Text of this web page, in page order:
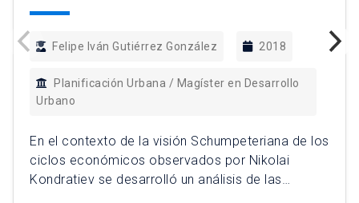
Felipe Iván Gutiérrez González 2018
Planificación Urbana / Magíster en Desarrollo
Urbano
En el contexto de la visión Schumpeteriana de los
ciclos económicos observados por Nikolai
Kondratiev se desarrolló un análisis de las